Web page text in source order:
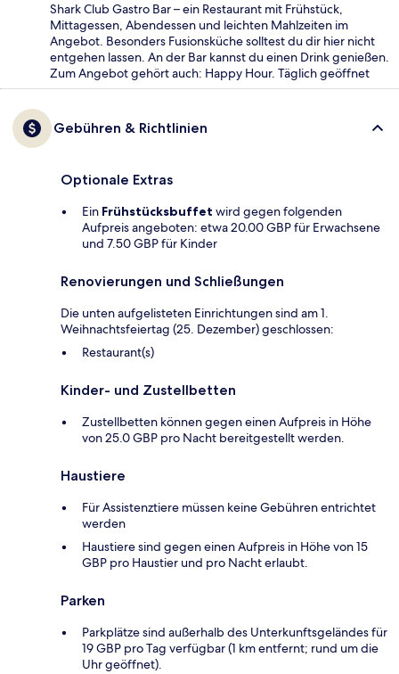
Shark Club Gastro Bar – ein Restaurant mit Frühstück,
Mittagessen, Abendessen und leichten Mahlzeiten im
Angebot. Besonders Fusionsküche solltest du dir hier nicht
entgehen lassen. An der Bar kannst du einen Drink genießen.
Zum Angebot gehört auch: Happy Hour. Täglich geöffnet
Gebühren & Richtlinien
Optionale Extras
Ein Frühstücksbuffet wird gegen folgenden
Aufpreis angeboten: etwa 20.00 GBP für Erwachsene
und 7.50 GBP für Kinder
Renovierungen und Schließungen
Die unten aufgelisteten Einrichtungen sind am 1.
Weihnachtsfeiertag (25. Dezember) geschlossen:
Restaurant(s)
Kinder- und Zustellbetten
Zustellbetten können gegen einen Aufpreis in Höhe
von 25.0 GBP pro Nacht bereitgestellt werden.
Haustiere
Für Assistenztiere müssen keine Gebühren entrichtet
werden
Haustiere sind gegen einen Aufpreis in Höhe von 15
GBP pro Haustier und pro Nacht erlaubt.
Parken
Parkplätze sind außerhalb des Unterkunftsgeländes für
19 GBP pro Tag verfügbar (1 km entfernt; rund um die
Uhr geöffnet).